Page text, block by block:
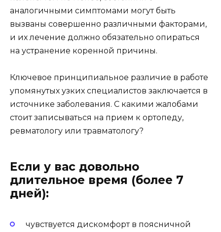
аналогичными симптомами могут быть
вызваны совершенно различными факторами,
и их лечение должно обязательно опираться
на устранение коренной причины.
Ключевое принципиальное различие в работе
упомянутых узких специалистов заключается в
источнике заболевания. С какими жалобами
стоит записываться на прием к ортопеду,
ревматологу или травматологу?
Если у вас довольно
длительное время (более 7
дней):
чувствуется дискомфорт в поясничной